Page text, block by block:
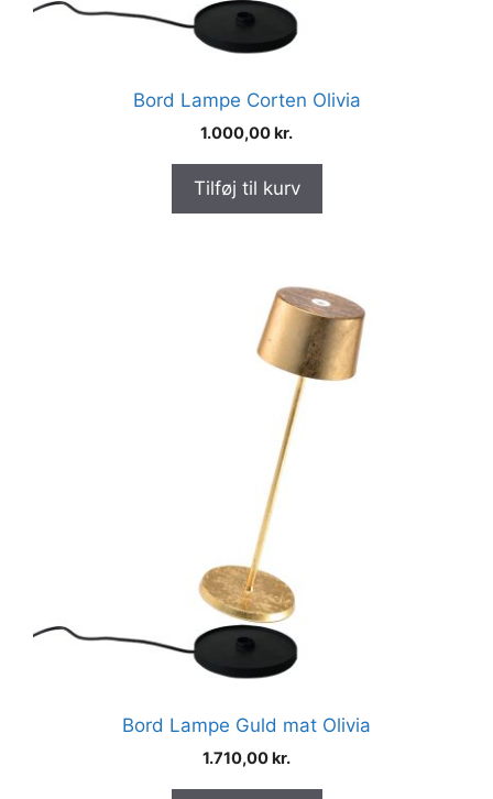
Bord Lampe Corten Olivia
1.000,00kr.
Tilføj til kurv
Bord Lampe Guld mat Olivia
1.710,00kr.